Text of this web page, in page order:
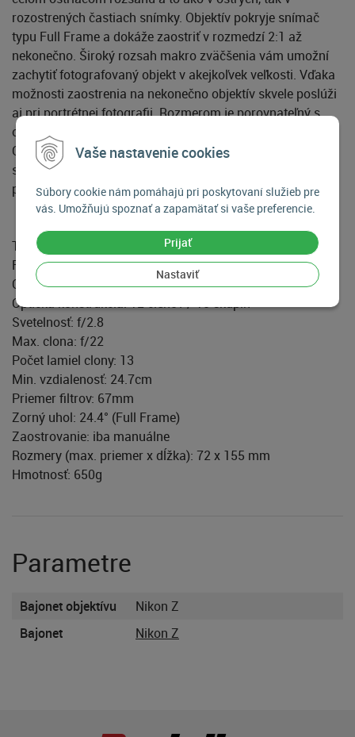
Vaše nastavenie cookies
Súbory cookie nám pomáhajú pri poskytovaní služieb pre
vás. Umožňujú spoznať a zapamätať si vaše preferencie.
Prijať
Nastaviť
rozostrených častiach snímky. Objektív pokryje snímač
typu Full Frame a dokáže zaostriť v rozmedzí 2:1 až
nekonečno. Široký rozsah makro zväčšenia vám umožní
zachytiť fotografovaný objekt v akejkoľvek veľkosti. Vďaka
možnosti zaostrenia na nekonečno objektív skvele poslúži
aj pri portrétnej fotografii. Rozmerom je porovnateľný s
ostatnými 100mm makroobjektívmi dostupnými na trhu.
Optická stavba objektívu obsahuje 12 členov v 10
skupinách. Výsledkom je kryštalicky ostrý obraz ako v
prípade makro, tak portrétnej fotografie.
Technické parametre:
Formát: Full Frame / APS-C
Ohnisková vzdialenosť: 100mm
Optická konštrukcia: 12 členov / 10 skupín
Svetelnosť: f/2.8
Max. clona: f/22
Počet lamiel clony: 13
Min. vzdialenosť: 24.7cm
Priemer filtrov: 67mm
Zorný uhol: 24.4° (Full Frame)
Zaostrovanie: iba manuálne
Rozmery (max. priemer x dĺžka): 72 x 155 mm
Hmotnosť: 650g
Parametre
Bajonet objektívu
Nikon Z
Bajonet
Nikon Z